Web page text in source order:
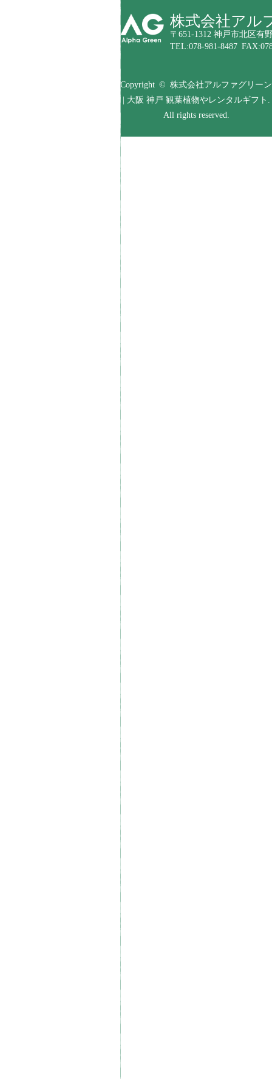
株式会社アル
〒651-1312 神戸市北区有
TEL:078-981-8487
Copyright © 株式会社アルファグリーン
| 大阪 神戸 観葉植物やレンタルギフト.
All rights reserved.